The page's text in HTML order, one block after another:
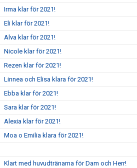
Irma klar för 2021!
Eli klar för 2021!
Alva klar för 2021!
Nicole klar för 2021!
Rezen klar för 2021!
Linnea och Elisa klara för 2021!
Ebba klar för 2021!
Sara klar för 2021!
Alexia klar för 2021!
Moa o Emilia klara för 2021!
Klart med huvudtränarna för Dam och Herr!